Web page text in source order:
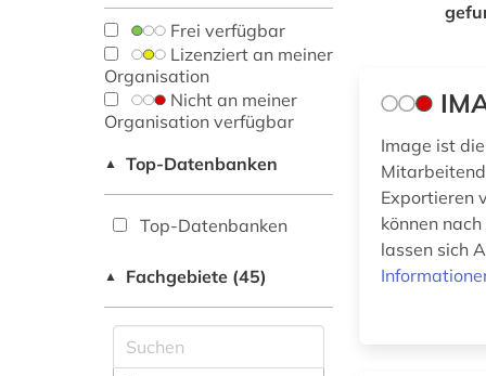
Frei verfügbar
Lizenziert an meiner
Organisation
Nicht an meiner
Organisation verfügbar
▲ Top-Datenbanken
Top-Datenbanken
▲ Fachgebiete (45)
Image ist
Exportieren
können
lassen sich